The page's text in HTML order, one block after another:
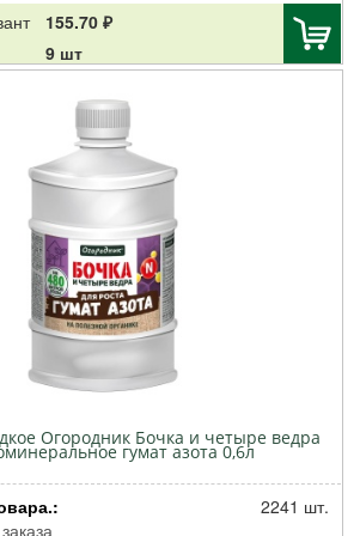
НЦС
Коллекция
155.70 ₽
9 шт
Огородник Бочка и четыре ведра
гумат азота 0,6л
2241 шт.